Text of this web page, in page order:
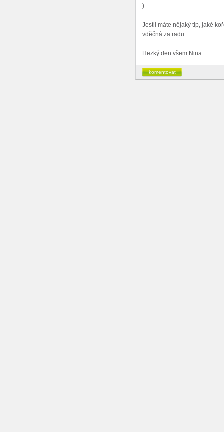
)
Jestli máte nějaký tip, jaké
vděčná za radu.
Hezký den všem Nina.
komentovat